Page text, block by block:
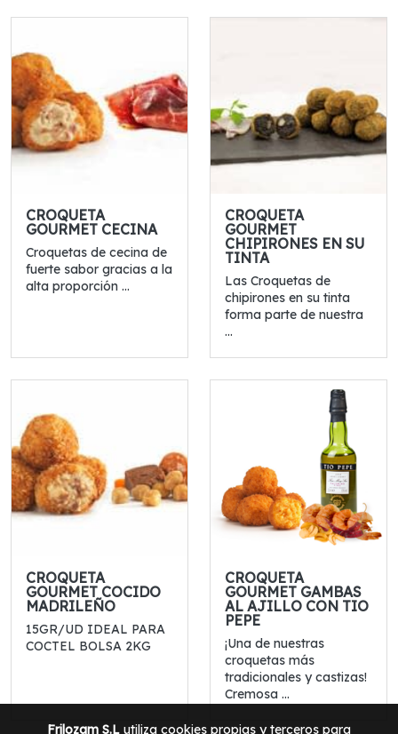
CROQUETA
GOURMET CECINA
Croquetas de cecina de
fuerte sabor gracias a la
alta proporción ...
CROQUETA
GOURMET
CHIPIRONES EN SU
TINTA
Las Croquetas de
chipirones en su tinta
forma parte de nuestra
...
CROQUETA
GOURMET COCIDO
MADRILEÑO
15GR/UD IDEAL PARA
COCTEL BOLSA 2KG
CROQUETA
GOURMET GAMBAS
AL AJILLO CON TIO
PEPE
¡Una de nuestras
croquetas más
tradicionales y castizas!
Cremosa ...
Frilozam S.L utiliza cookies propias y terceros para